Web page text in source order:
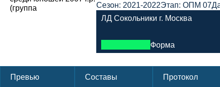
Сезон: 2021-2022Этап: ОПМ 07
ЛД Сокольники г. Москва
Форма
Превью Составы Протокол